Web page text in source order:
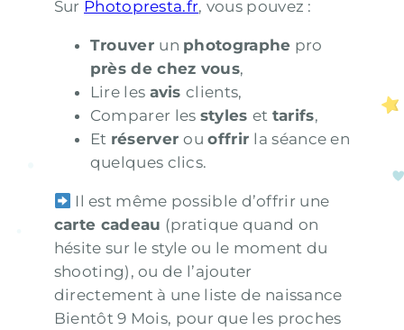
Sur Photopresta.fr, vous pouvez :
Trouver un photographe pro
près de chez vous,
Lire les avisclients,
Comparer les styles et tarifs,
Et réserverouoffrir la séance en
quelques clics.
Il est même possible d’offrir une
carte cadeau (pratique quand on
hésite sur le style ou le moment du
shooting), ou de l’ajouter
directement à une liste de naissance
Bientôt 9 Mois, pour que les proches